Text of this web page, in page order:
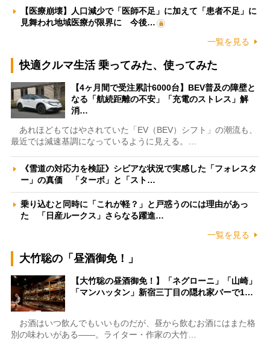
【医療崩壊】人口減少で「医師不足」に加えて「患者不足」に
見舞われ地域医療が限界に 今後…
一覧を見る
快適クルマ生活 乗ってみた、使ってみた
【4ヶ月間で受注累計6000台】BEV普及の障壁と
なる「航続距離の不安」「充電のストレス」解
消…
あれほどもてはやされていた「EV（BEV）シフト」の潮流も、
最近では減速基調になっているように見える。…
《雪道の対応力を検証》シビアな状況で実感した「フォレスタ
ー」の真価 「ターボ」と「スト…
乗り込むと同時に「これが軽？」と戸惑うのには理由があっ
た 「日産ルークス」さらなる躍進…
一覧を見る
大竹聡の「昼酒御免！」
【大竹聡の昼酒御免！】「ネグローニ」「山崎」
「マンハッタン」新宿三丁目の隠れ家バーで1…
お酒はいつ飲んでもいいものだが、昼から飲むお酒にはまた格
別の味わいがある――。ライター・作家の大竹…